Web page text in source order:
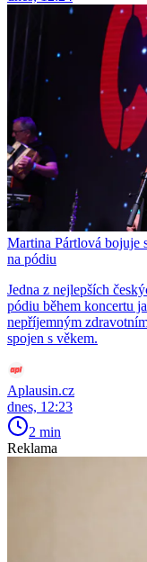
Martina Pártlová bojuje
na pódiu
Jedna z nejlepších
pódiu během koncertu
nepříjemným
spojen s věkem.
Aplausin.cz
dnes, 12:23
2 min
Reklama